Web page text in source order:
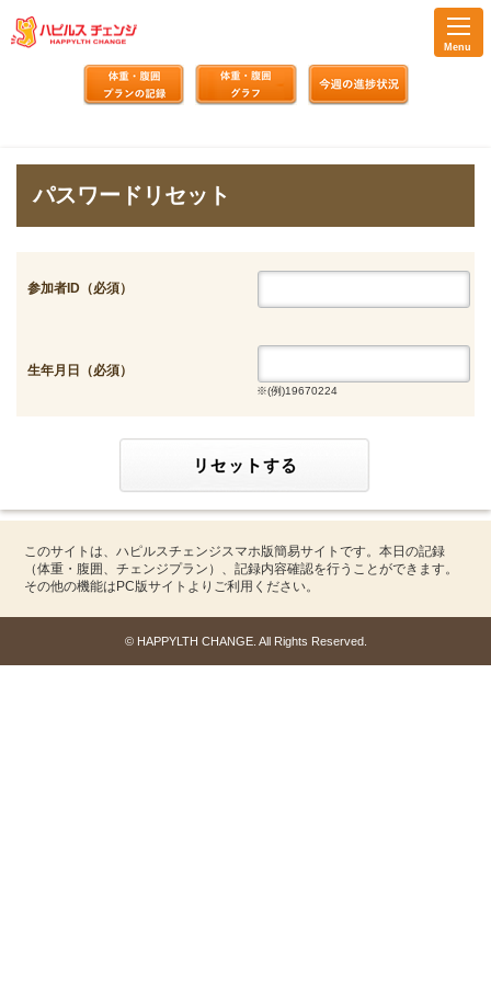
Menu
パスワードリセット
参加者ID（必須）
生年月日 （必須）
※(例)19670224
このサイトは、ハピルスチェンジスマホ版簡易サイトです。本日の記録
（体重・腹囲、チェンジプラン）、記録内容確認を行うことができます。
その他の機能はPC版サイトよりご利用ください。
© HAPPYLTH CHANGE. All Rights Reserved.